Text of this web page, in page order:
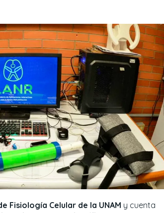
Fisiología Celular de la UNAM y cuenta